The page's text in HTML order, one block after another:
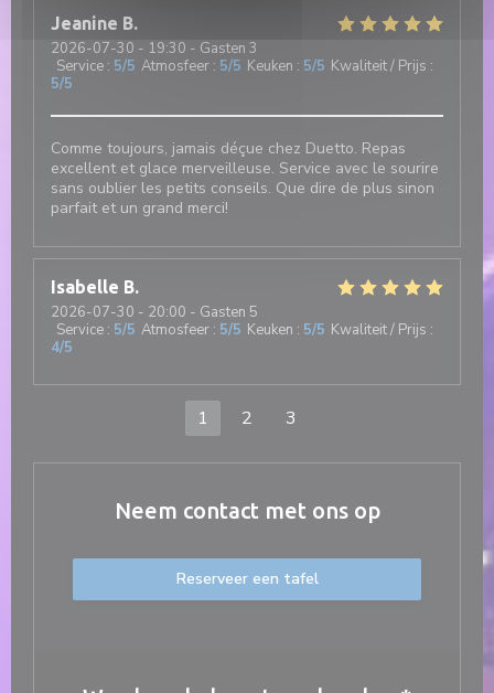
Jeanine B
2026-07-30 - 19:30 - Gasten 3
Service : 5/5 Atmosfeer : 5/5 Keuken : 5/5 Kwaliteit / Prijs :
5/5
Comme toujours, jamais déçue chez Duetto. Repas
excellent et glace merveilleuse. Service avec le sourire
sans oublier les petits conseils. Que dire de plus sinon
parfait et un grand merci!
Isabelle B
2026-07-30 - 20:00 - Gasten 5
Service : 5/5 Atmosfeer : 5/5 Keuken : 5/5 Kwaliteit / Prijs :
4/5
1 2 3
Neem contact met ons op
Reserveer een tafel